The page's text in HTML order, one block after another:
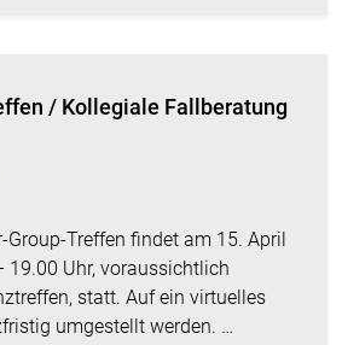
/ Kollegiale Fallberatung
Group-Treffen findet am 15. April
19.00 Uhr, voraussichtlich
statt. Auf ein virtuelles
umgestellt werden. …